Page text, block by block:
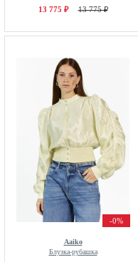
13 775 ₽ 13 775 ₽
-0%
Aaiko
Блузка-рубашка